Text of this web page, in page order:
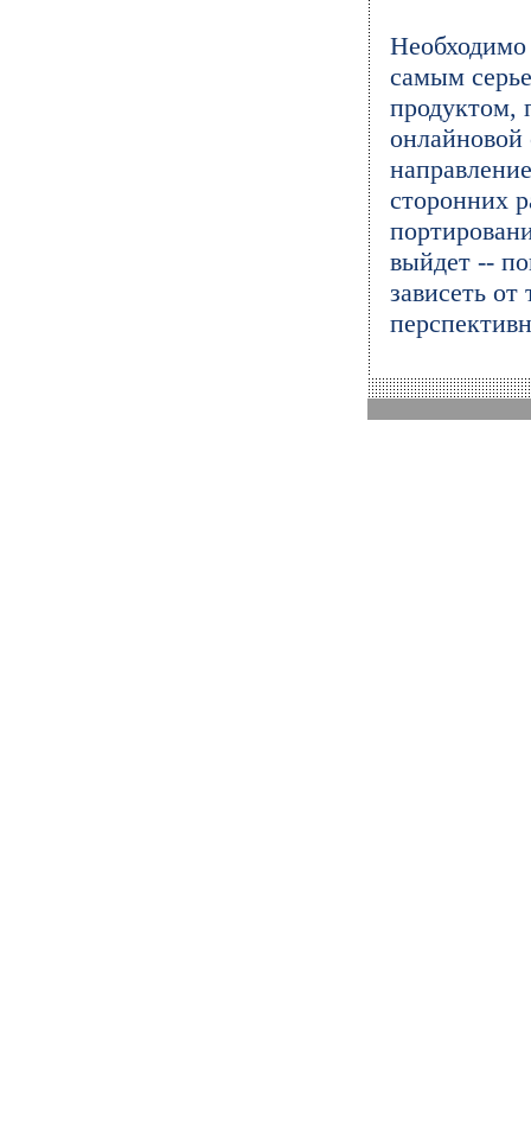
Необходимо
самым
продуктом,
онлайновой
сторонних
выйдет --
зависеть